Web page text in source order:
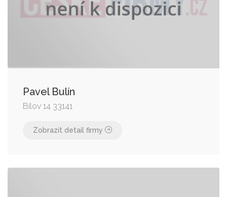
Pavel Bulín
Bílov 14 33141
Zobrazit detail firmy